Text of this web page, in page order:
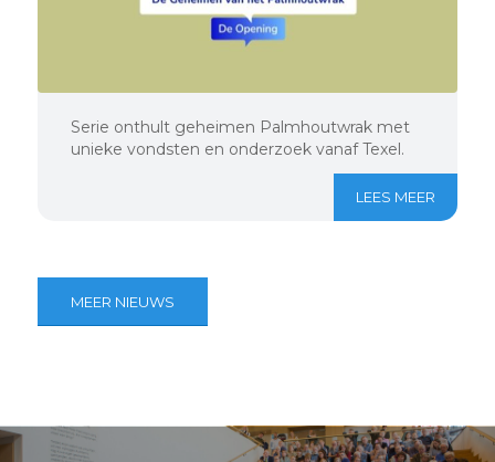
Serie onthult geheimen Palmhoutwrak met
unieke vondsten en onderzoek vanaf Texel.
LEES MEER
MEER NIEUWS